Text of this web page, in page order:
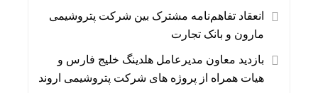
انعقاد تفاهم‌نامه مشترک بین شرکت پتروشیمی
مارون و بانک تجارت
بازدید معاون مدیرعامل هلدینگ خلیج فارس و
هیات همراه از پروژه های شرکت پتروشیمی اروند